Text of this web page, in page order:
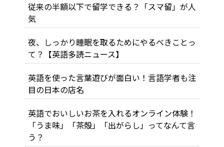
従来の半額以下で留学できる？「スマ留」が人
気
夜、しっかり睡眠を取るためにやるべきことっ
て？【英語多読ニュース】
英語を使った言葉遊びが面白い！言語学者も注
目の日本の店名
英語でおいしいお茶を入れるオンライン体験！
「うま味」「茶殻」「出がらし」ってなんて言
う？